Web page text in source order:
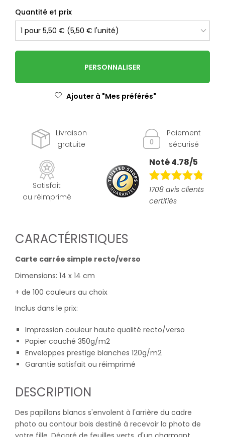
Quantité et prix
PERSONNALISER
Ajouter à "Mes préférés"
Livraison
gratuite
Paiement
sécurisé
Satisfait
ou réimprimé
Noté 4.78/5
1708 avis clients
certifiés
CARACTÉRISTIQUES
Carte carrée simple recto/verso
Dimensions: 14 x 14 cm
+ de 100 couleurs au choix
Inclus dans le prix:
Impression couleur haute qualité recto/verso
Papier couché 350g/m2
Enveloppes prestige blanches 120g/m2
Garantie satisfait ou réimprimé
DESCRIPTION
Des papillons blancs s'envolent à l'arrière du cadre
photo au contour bois destiné à recevoir la photo de